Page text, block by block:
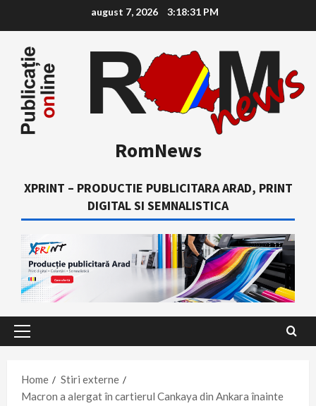
content
august 7, 2026 3:18:32 PM
RomNews
XPRINT – PRODUCTIE PUBLICITARA ARAD, PRINT
DIGITAL SI SEMNALISTICA
Primary
Home
Stiri externe
Macron a alergat în cartierul Cankaya din Ankara înainte